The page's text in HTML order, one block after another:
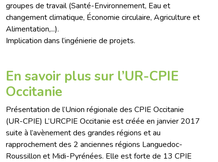
groupes de travail (Santé-Environnement, Eau et
changement climatique, Économie circulaire, Agriculture et
Alimentation,...).
Implication dans l’ingénierie de projets.
En savoir plus sur l’UR-CPIE
Occitanie
Présentation de l’Union régionale des CPIE Occitanie
(UR-CPIE) L’URCPIE Occitanie est créée en janvier 2017
suite à l’avènement des grandes régions et au
rapprochement des 2 anciennes régions Languedoc-
Roussillon et Midi-Pyrénées. Elle est forte de 13 CPIE